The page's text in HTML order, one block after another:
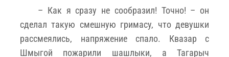
– Как я сразу не сообразил! Точно! – он
сделал такую смешную гримасу, что девушки
рассмеялись, напряжение спало. Квазар с
Шмыгой пожарили шашлыки, а Тагарыч